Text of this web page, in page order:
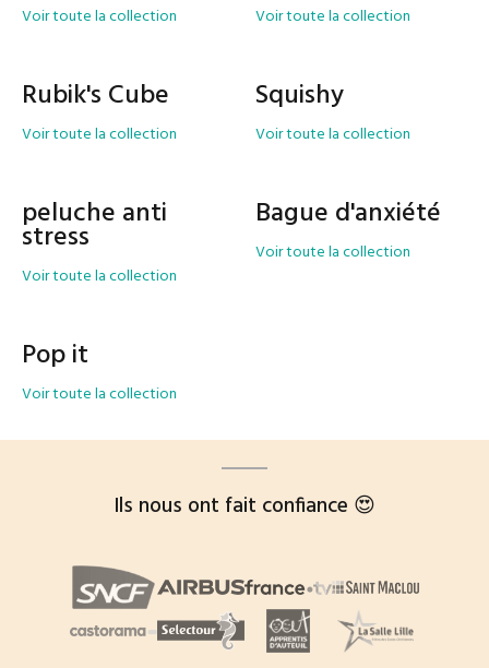
Voir toute la collection Voir toute la collection
Rubik's Cube
Voir toute la collection
Squishy
Voir toute la collection
peluche anti
stress
Voir toute la collection
Bague d'anxiété
Voir toute la collection
Pop it
Voir toute la collection
Ils nous ont fait confiance 😍